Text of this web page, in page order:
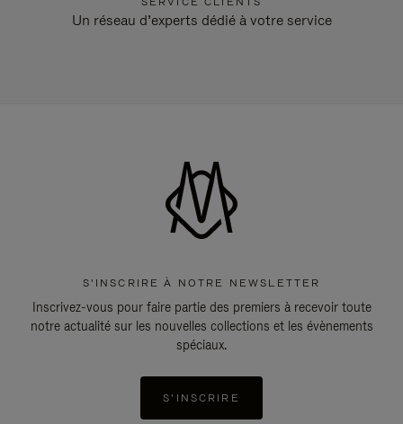
Un réseau d’experts dédié à votre service
S'INSCRIRE À NOTRE NEWSLETTER
Inscrivez-vous pour faire partie des premiers à recevoir toute
notre actualité sur les nouvelles collections et les évènements
spéciaux.
S'INSCRIRE